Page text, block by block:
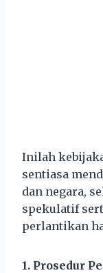
Inilah
sentiasa
dan negara,
spekulatif
perlantikan
1. Prosedur